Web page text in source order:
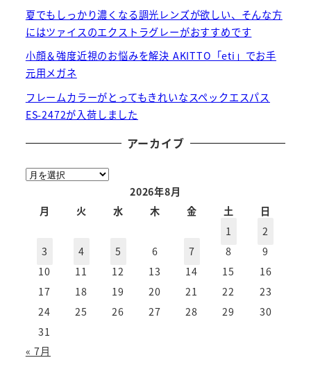
夏でもしっかり濃くなる調光レンズが欲しい、そんな方
にはツァイスのエクストラグレーがおすすめです
小顔＆強度近視のお悩みを解決 AKITTO「eti」でお手
元用メガネ
フレームカラーがとってもきれいなスペックエスパス
ES-2472が入荷しました
アーカイブ
ア
2026年8月
月
火 水 木 金 土
日
1
2
3
4 5 6 7 8
9
10
11 12 13 14 15
16
17
18 19 20 21 22
23
24
25 26 27 28 29
30
31
« 7月